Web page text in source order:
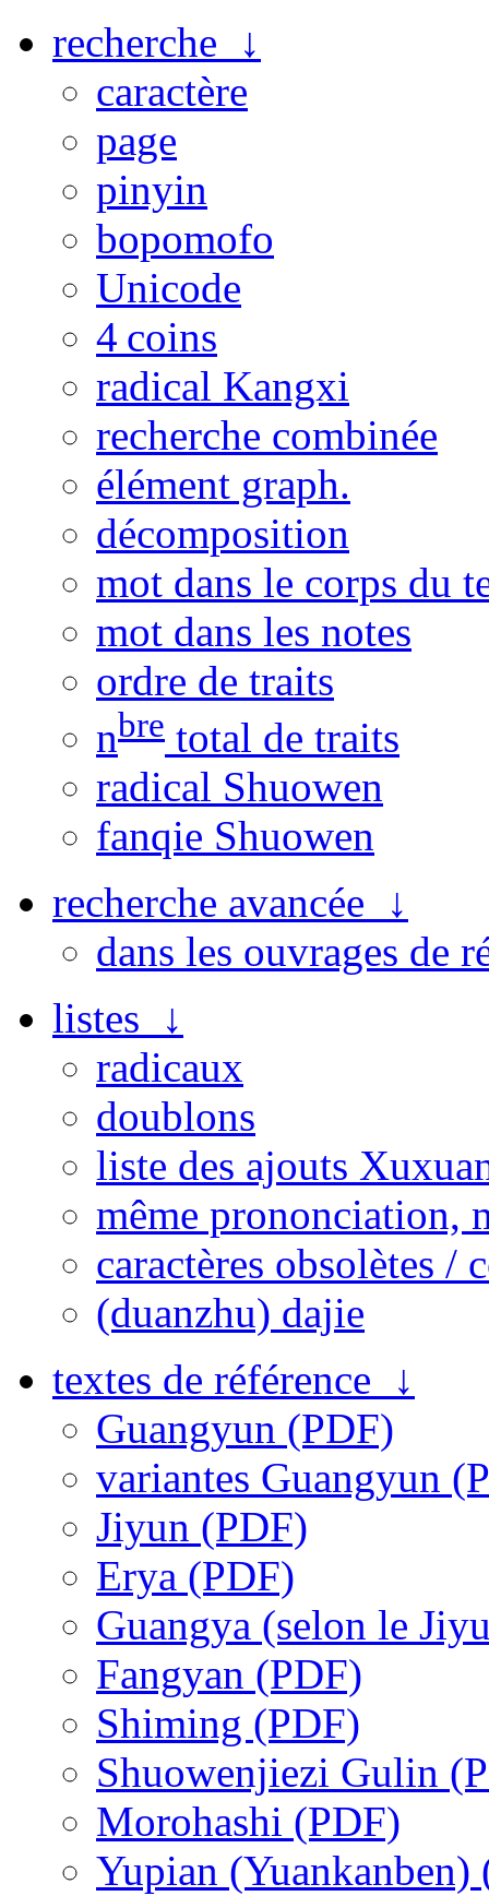
recherche ↓
caractère
page
pinyin
bopomofo
Unicode
4 coins
radical Kangxi
recherche combinée
élément graph.
décomposition
mot dans le corps du
mot dans les notes
ordre de traits
nbre total de traits
radical Shuowen
fanqie Shuowen
recherche avancée ↓
dans les ouvrages de
listes ↓
radicaux
doublons
liste des ajouts
même prononciation,
caractères obsolètes /
(duanzhu) dajie
textes de référence ↓
Guangyun (PDF)
variantes Guangyun
Jiyun (PDF)
Erya (PDF)
Guangya (selon le
Fangyan (PDF)
Shiming (PDF)
Shuowenjiezi Gulin
Morohashi (PDF)
Yupian (Yuankanben)